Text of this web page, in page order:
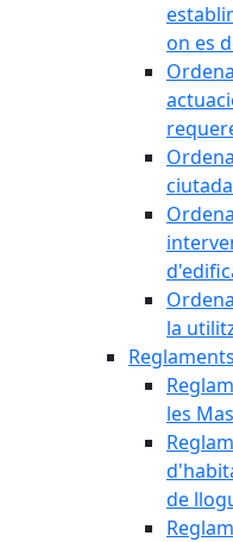
on es
la
Reglaments
les
de